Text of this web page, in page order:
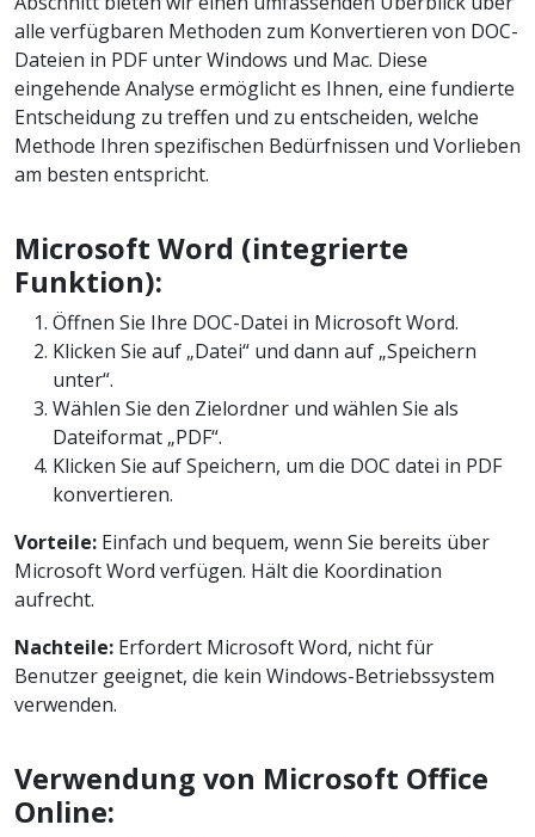
alle verfügbaren Methoden zum Konvertieren von DOC-
Dateien in PDF unter Windows und Mac. Diese
eingehende Analyse ermöglicht es Ihnen, eine fundierte
Entscheidung zu treffen und zu entscheiden, welche
Methode Ihren spezifischen Bedürfnissen und Vorlieben
am besten entspricht.
Microsoft Word (integrierte
Funktion):
Öffnen Sie Ihre DOC-Datei in Microsoft Word.
Klicken Sie auf „Datei“ und dann auf „Speichern
unter“.
Wählen Sie den Zielordner und wählen Sie als
Dateiformat „PDF“.
Klicken Sie auf Speichern, um die DOC datei in PDF
konvertieren.
Vorteile: Einfach und bequem, wenn Sie bereits über
Microsoft Word verfügen. Hält die Koordination
aufrecht.
Nachteile: Erfordert Microsoft Word, nicht für
Benutzer geeignet, die kein Windows-Betriebssystem
verwenden.
Verwendung von Microsoft Office
Online: